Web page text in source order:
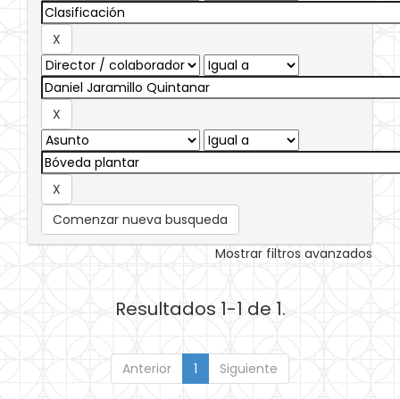
Comenzar nueva busqueda
Mostrar filtros avanzados
Resultados 1-1 de 1.
Anterior 1 Siguiente